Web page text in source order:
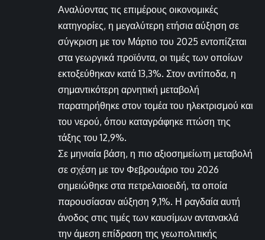
Αναλύοντας τις επιμέρους οικονομικές
κατηγορίες, η μεγαλύτερη ετήσια αύξηση σε
σύγκριση με τον Μάρτιο του 2025 εντοπίζεται
στα γεωργικά προϊόντα, οι τιμές των οποίων
εκτοξεύθηκαν κατά 13,3%. Στον αντίποδα, η
σημαντικότερη αρνητική μεταβολή
παρατηρήθηκε στον τομέα του ηλεκτρισμού και
του νερού, όπου καταγράφηκε πτώση της
τάξης του 12,9%.
Σε μηνιαία βάση, η πιο αξιοσημείωτη μεταβολή
σε σχέση με τον Φεβρουάριο του 2026
σημειώθηκε στα πετρελαιοειδή, τα οποία
παρουσίασαν αύξηση 9,1%. Η ραγδαία αυτή
άνοδος στις τιμές των καυσίμων αντανακλά
την άμεση επίδραση της γεωπολιτικής